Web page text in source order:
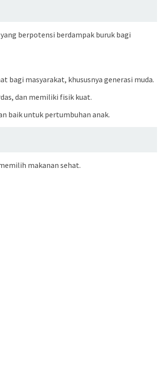
berpotensi berdampak buruk bagi
bagi masyarakat, khususnya generasi muda.
dan memiliki fisik kuat.
baik untuk pertumbuhan anak.
makanan sehat.